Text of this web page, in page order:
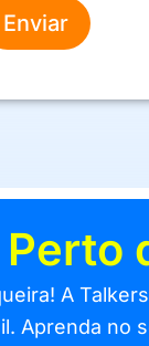
Enviar
A
Aprenda no